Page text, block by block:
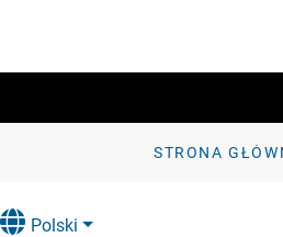
STRONA
Polski